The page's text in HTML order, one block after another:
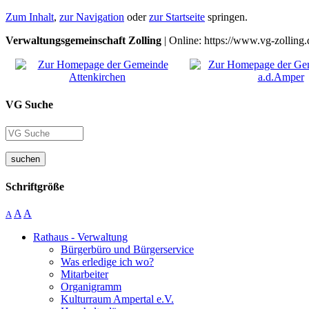
Zum Inhalt, zur Navigation oderzur Startseite springen.
Verwaltungsgemeinschaft Zolling | Online: https://www.vg-
VG Suche
suchen
Schriftgröße
A A A
Rathaus - Verwaltung
Bürgerbüro und Bürgerservice
Was erledige ich wo?
Mitarbeiter
Organigramm
Kulturraum Ampertal e.V.